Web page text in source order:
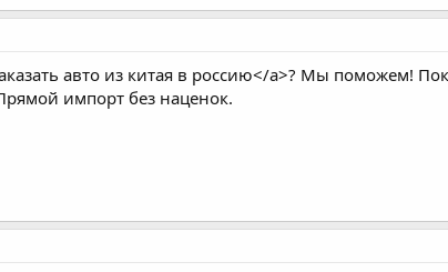
авто из китая в россию</a>? Мы поможем!
импорт без наценок.